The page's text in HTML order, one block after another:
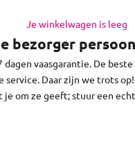
Je winkelwagen is leeg
13:30 uur (op zaterdag
daaromheen, op zon-
bezorger
vaasgarantie. De
Daar zijn we trots
je om ze geeft; stuur een